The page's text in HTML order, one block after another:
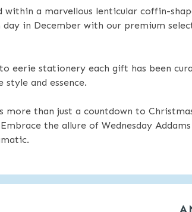
a marvellous lenticular coffin-
in December with our premium
eerie stationery each gift has been
style and essence.
more than just a countdown to
the allure of Wednesday Addams